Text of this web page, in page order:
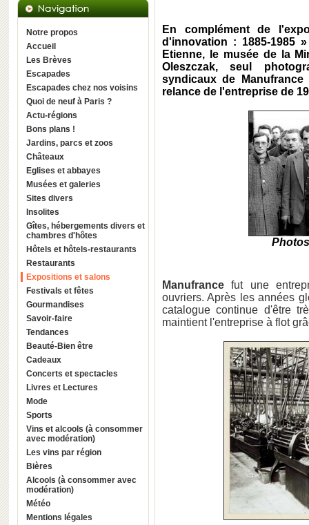
Notre propos
Accueil
Les Brèves
Escapades
Escapades chez nos voisins
Quoi de neuf à Paris ?
Actu-régions
Bons plans !
Jardins, parcs et zoos
Châteaux
Eglises et abbayes
Musées et galeries
Sites divers
Insolites
Gîtes, hébergements divers et
chambres d'hôtes
Hôtels et hôtels-restaurants
Restaurants
Expositions et salons
Festivals et fêtes
Gourmandises
Savoir-faire
Tendances
Beauté-Bien être
Cadeaux
Concerts et spectacles
Livres et Lectures
Mode
Sports
Vins et alcools (à consommer
avec modération)
Les vins par région
Bières
Alcools (à consommer avec
modération)
Météo
Mentions légales
En complément de
d'innovation : 1885-1985
Etienne, le musée de la
Oleszczak, seul
syndicaux de
relance de l'entreprise de
Manufrance fut une
ouvriers. Après les années
catalogue continue d'être
maintient l'entreprise à flot